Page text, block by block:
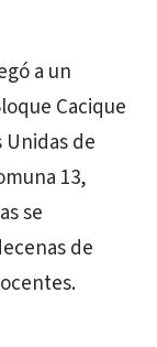
a un
Cacique
Unidas de
13,
se
de